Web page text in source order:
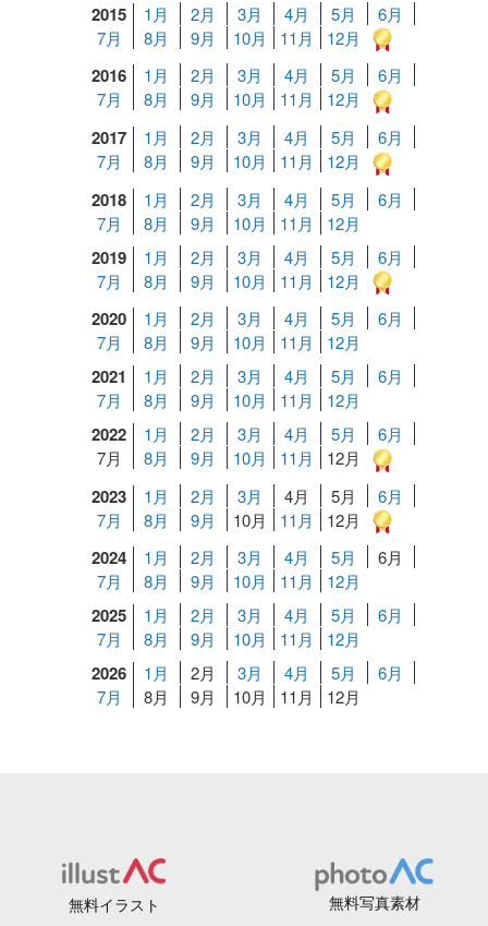
2015 1月 2月 3月 4月 5月
6月
7月
8月 9月 10月 11月 12月
2016 1月 2月 3月 4月 5月
6月
7月
8月 9月 10月 11月 12月
2017 1月 2月 3月 4月 5月
6月
7月
8月 9月 10月 11月 12月
2018 1月 2月 3月 4月 5月
6月
7月
8月 9月 10月 11月 12月
2019 1月 2月 3月 4月 5月
6月
7月
8月 9月 10月 11月 12月
2020 1月 2月 3月 4月 5月
6月
7月
8月 9月 10月 11月 12月
2021 1月 2月 3月 4月 5月
6月
7月
8月 9月 10月 11月 12月
2022 1月 2月 3月 4月 5月
6月
7月
8月 9月 10月 11月 12月
2023 1月 2月 3月 4月 5月
6月
7月
8月 9月 10月 11月 12月
2024 1月 2月 3月 4月 5月
6月
7月
8月 9月 10月 11月 12月
2025 1月 2月 3月 4月 5月
6月
7月
8月 9月 10月 11月 12月
2026 1月 2月 3月 4月 5月
6月
7月
8月 9月 10月 11月 12月
無料イラスト 無料写真素材